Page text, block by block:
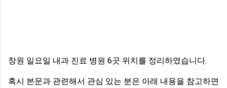
창원 일요일 내과 진료 병원 6곳 위치를 정리하였습니다.
혹시 본문과 관련해서 관심 있는 분은 아래 내용을 참고하면